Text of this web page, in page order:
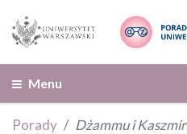
Menu
Porady Dżammu i Kaszmir